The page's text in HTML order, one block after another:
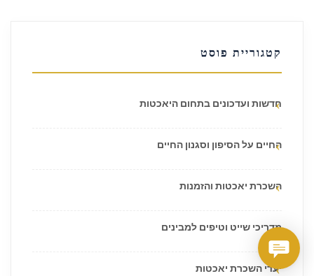
קטגוריית פוסט
חדשות ועדכונים בתחום היאכטות
החיים על הסיפון וסגנון החיים
השכרת יאכטות והזמנות
מדריכי שייט וטיפים למבינים
יעדי השכרת יאכטות